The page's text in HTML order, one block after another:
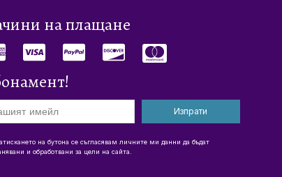
на плащане
Изпрати
на бутона се съгласявам личните ми данни да бъдат
и обработвани за цели на сайта.